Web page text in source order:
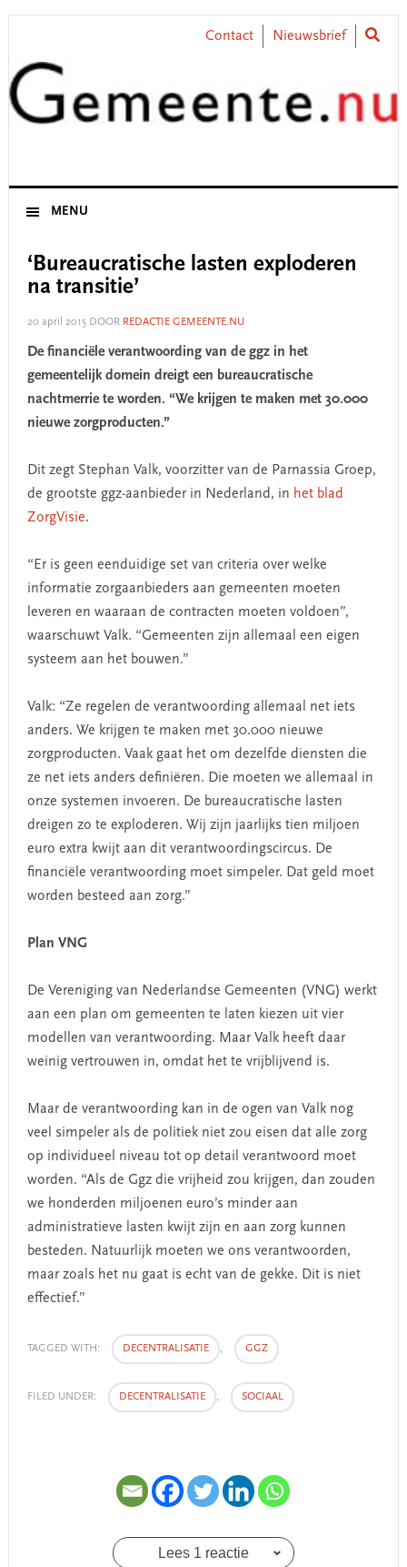
Skip
primary
navigation
Skip
content
Skip
primary
sidebar
Skip
footer
Contact Nieuwsbrief
MENU
‘Bureaucratische lasten exploderen
na transitie’
20 april 2015DOOR REDACTIE GEMEENTE.NU
De financiële verantwoording van de ggz in het
gemeentelijk domein dreigt een bureaucratische
nachtmerrie te worden. “We krijgen te maken met 30.000
nieuwe zorgproducten.”
Dit zegt Stephan Valk, voorzitter van de Parnassia Groep,
de grootste ggz-aanbieder in Nederland, in het blad
ZorgVisie.
“Er is geen eenduidige set van criteria over welke
informatie zorgaanbieders aan gemeenten moeten
leveren en waaraan de contracten moeten voldoen”,
waarschuwt Valk. “Gemeenten zijn allemaal een eigen
systeem aan het bouwen.”
Valk: “Ze regelen de verantwoording allemaal net iets
anders. We krijgen te maken met 30.000 nieuwe
zorgproducten. Vaak gaat het om dezelfde diensten die
ze net iets anders definiëren. Die moeten we allemaal in
onze systemen invoeren. De bureaucratische lasten
dreigen zo te exploderen. Wij zijn jaarlijks tien miljoen
euro extra kwijt aan dit verantwoordingscircus. De
financiële verantwoording moet simpeler. Dat geld moet
worden besteed aan zorg.”
Plan VNG
De Vereniging van Nederlandse Gemeenten (VNG) werkt
aan een plan om gemeenten te laten kiezen uit vier
modellen van verantwoording. Maar Valk heeft daar
weinig vertrouwen in, omdat het te vrijblijvend is.
Maar de verantwoording kan in de ogen van Valk nog
veel simpeler als de politiek niet zou eisen dat alle zorg
op individueel niveau tot op detail verantwoord moet
worden. “Als de Ggz die vrijheid zou krijgen, dan zouden
we honderden miljoenen euro’s minder aan
administratieve lasten kwijt zijn en aan zorg kunnen
besteden. Natuurlijk moeten we ons verantwoorden,
maar zoals het nu gaat is echt van de gekke. Dit is niet
effectief.”
TAGGED WITH: DECENTRALISATIE , GGZ
FILED UNDER: DECENTRALISATIE , SOCIAAL
Lees 1 reactie